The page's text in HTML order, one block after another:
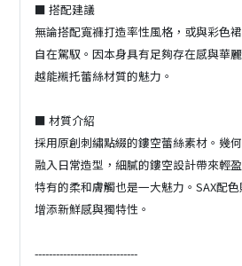
■ 搭配建議
無論搭配寬褲打造率性風格，或與彩色
自在駕馭。因本身具有足夠存在感與華
越能襯托蕾絲材質的魅力。
■ 材質介紹
採用原創刺繡點綴的鏤空蕾絲素材。幾
融入日常造型，細膩的鏤空設計帶來輕
特有的柔和膚觸也是一大魅力。SAX配
增添新鮮感與獨特性。
-----------------------------